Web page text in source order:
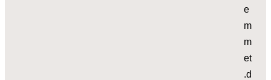
e
m
m
et
.d